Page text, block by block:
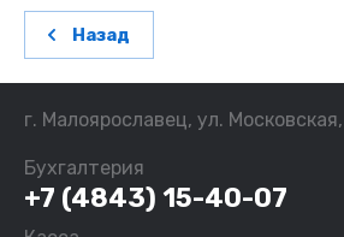
Назад
г. Малоярославец, ул.
Бухгалтерия
+7 (4843) 15-40-07